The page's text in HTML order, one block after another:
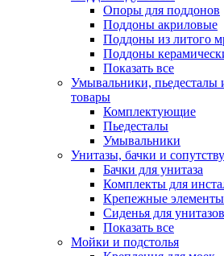
Опоры для поддонов
Поддоны акриловые
Поддоны из литого
Поддоны
Показать все
Умывальники, пьедесталы
товары
Комплектующие
Пьедесталы
Умывальники
Унитазы, бачки и
Бачки для унитаза
Комплекты для
Крепежные элементы
Сиденья для унитазов
Показать все
Мойки и подстолья